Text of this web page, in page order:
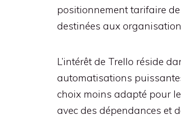
positionnement tarifaire
destinées aux
L’intérêt de Trello réside
automatisations
choix moins adapté pour
avec des dépendances et